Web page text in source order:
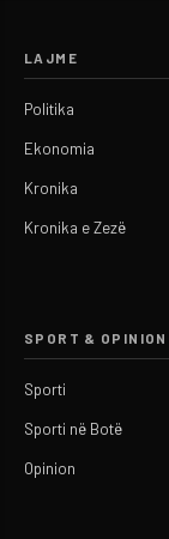
LAJME
Politika
Ekonomia
Kronika
Kronika e Zezë
SPORT & OPINION
Sporti
Sporti në Botë
Opinion